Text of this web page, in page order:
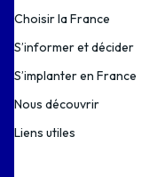
Choisir la France
S’informer et décider
S’implanter en France
Nous découvrir
Liens utiles